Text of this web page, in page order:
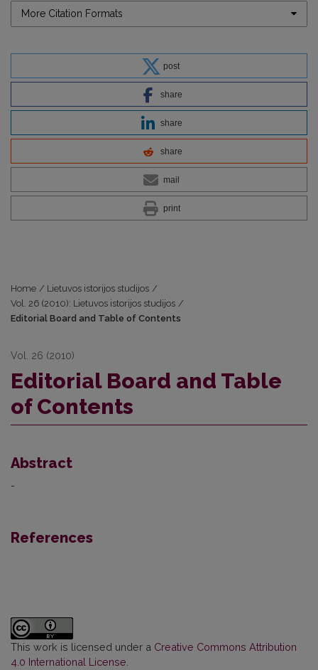
More Citation Formats
post
share
share
share
mail
print
Home / Lietuvos istorijos studijos /
Vol. 26 (2010): Lietuvos istorijos studijos /
Editorial Board and Table of Contents
Vol. 26 (2010)
Editorial Board and Table
of Contents
Abstract
-
References
This work is licensed under a Creative Commons Attribution
4.0 International License